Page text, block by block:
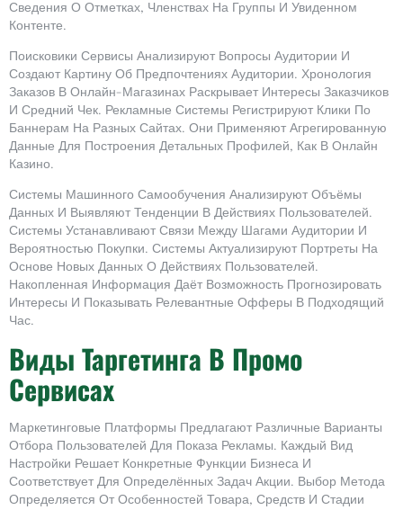
Сведения О Отметках, Членствах На Группы И Увиденном
Контенте.
Поисковики Сервисы Анализируют Вопросы Аудитории И
Создают Картину Об Предпочтениях Аудитории. Хронология
Заказов В Онлайн-Магазинах Раскрывает Интересы Заказчиков
И Средний Чек. Рекламные Системы Регистрируют Клики По
Баннерам На Разных Сайтах. Они Применяют Агрегированную
Данные Для Построения Детальных Профилей, Как В Онлайн
Казино.
Системы Машинного Самообучения Анализируют Объёмы
Данных И Выявляют Тенденции В Действиях Пользователей.
Системы Устанавливают Связи Между Шагами Аудитории И
Вероятностью Покупки. Системы Актуализируют Портреты На
Основе Новых Данных О Действиях Пользователей.
Накопленная Информация Даёт Возможность Прогнозировать
Интересы И Показывать Релевантные Офферы В Подходящий
Час.
Виды Таргетинга В Промо
Сервисах
Маркетинговые Платформы Предлагают Различные Варианты
Отбора Пользователей Для Показа Рекламы. Каждый Вид
Настройки Решает Конкретные Функции Бизнеса И
Соответствует Для Определённых Задач Акции. Выбор Метода
Определяется От Особенностей Товара, Средств И Стадии